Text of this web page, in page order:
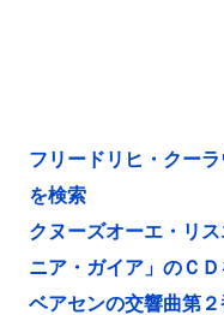
フリードリヒ・クー
を検索
クヌーズオーエ・リ
ニア・ガイア」のＣ
ベアセンの交響曲第